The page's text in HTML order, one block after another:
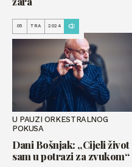
05 TRA 2024
U PAUZI ORKESTRALNOG
POKUSA
Dani Bošnjak: „Cijeli život
sam u potrazi za zvukom“